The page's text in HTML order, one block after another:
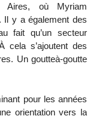
Aires, où Myriam
Il y a également des
fait qu’un secteur
cela s’ajoutent des
Un goutteà-goutte
pour les années
orientation vers la